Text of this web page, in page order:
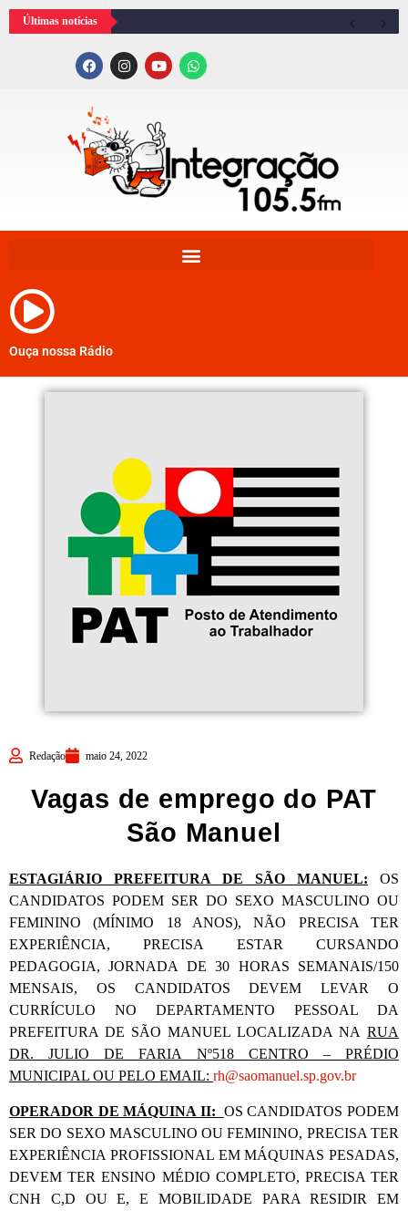
Últimas notícias
Ouça nossa Rádio
Redação maio 24, 2022
Vagas de emprego do PAT
São Manuel
ESTAGIÁRIO PREFEITURA DE SÃO MANUEL: OS
CANDIDATOS PODEM SER DO SEXO MASCULINO OU
FEMININO (MÍNIMO 18 ANOS), NÃO PRECISA TER
EXPERIÊNCIA, PRECISA ESTAR CURSANDO
PEDAGOGIA, JORNADA DE 30 HORAS SEMANAIS/150
MENSAIS, OS CANDIDATOS DEVEM LEVAR O
CURRÍCULO NO DEPARTAMENTO PESSOAL DA
PREFEITURA DE SÃO MANUEL LOCALIZADA NA RUA
DR. JULIO DE FARIA Nº518 CENTRO – PRÉDIO
MUNICIPAL OU PELO EMAIL: rh@saomanuel.sp.gov.br
OPERADOR DE MÁQUINA II: OS CANDIDATOS PODEM
SER DO SEXO MASCULINO OU FEMININO, PRECISA TER
EXPERIÊNCIA PROFISSIONAL EM MÁQUINAS PESADAS,
DEVEM TER ENSINO MÉDIO COMPLETO, PRECISA TER
CNH C,D OU E, E MOBILIDADE PARA RESIDIR EM